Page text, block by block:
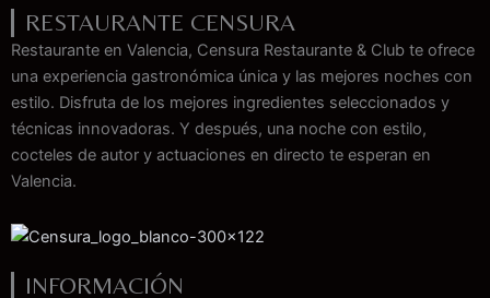
RESTAURANTE CENSURA
Restaurante en Valencia, Censura Restaurante & Club te ofrece
una experiencia gastronómica única y las mejores noches con
estilo. Disfruta de los mejores ingredientes seleccionados y
técnicas innovadoras. Y después, una noche con estilo,
cocteles de autor y actuaciones en directo te esperan en
Valencia.
INFORMACIÓN